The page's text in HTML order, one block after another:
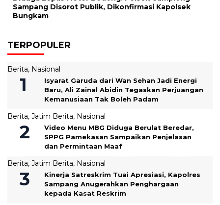
Sampang Disorot Publik, Dikonfirmasi Kapolsek
Bungkam
TERPOPULER
Berita, Nasional
‎Isyarat Garuda dari Wan Sehan Jadi Energi
Baru, Ali Zainal Abidin Tegaskan Perjuangan
Kemanusiaan Tak Boleh Padam
Berita, Jatim Berita, Nasional
‎Video Menu MBG Diduga Berulat Beredar,
SPPG Pamekasan Sampaikan Penjelasan
dan Permintaan Maaf
Berita, Jatim Berita, Nasional
Kinerja Satreskrim Tuai Apresiasi, Kapolres
Sampang Anugerahkan Penghargaan
kepada Kasat Reskrim